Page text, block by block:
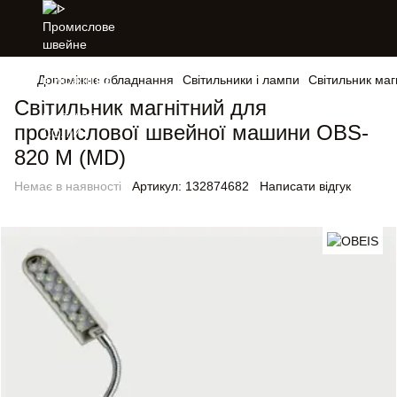
Допоміжне обладнання Світильники і лампи Світильник
Світильник магнітний для
промислової швейної машини OBS-
820 M (MD)
Немає в наявності Артикул: 132874682 Написати відгук